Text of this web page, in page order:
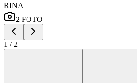
RINA
2 FOTO
1 / 2